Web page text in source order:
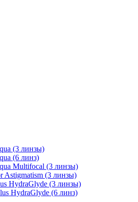
(3 линзы)
(6 линз)
Multifocal (3 линзы)
Astigmatism (3 линзы)
HydraGlyde (3 линзы)
HydraGlyde (6 линз)